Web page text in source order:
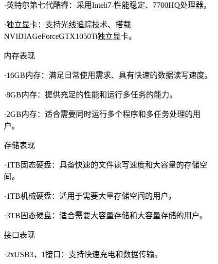
·英特尔第七代酷睿：采用Inteli7-性能稳定、7700HQ处理器。
·独立显卡：支持光线追踪技术、搭载
NVIDIAGeForceGTX1050Ti独立显卡。
内存表现
·16GB内存：满足日常使用需求、具有快速的数据读写速度。
·8GB内存：提供充足的性能和运行多任务的能力。
·2GB内存：适合需要同时运行多个程序和多任务处理的用
户。
存储表现
·1TB固态硬盘：具备快速的文件读写速度和大容量的存储空
间。
·1TB机械硬盘：适用于需要大量存储空间的用户。
·3TB固态硬盘：适合需要大容量存储和大容量存储的用户。
接口表现
·2xUSB3，1接口：支持快速充电和数据传输。